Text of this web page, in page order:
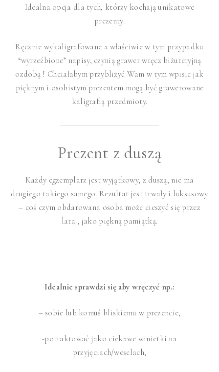
Idealna opcja dla tych, którzy kochają unikatowe
prezenty.
Ręcznie wykaligrafowane a właściwie w tym przypadku
“wyrzeźbione” napisy, czynią grawer wręcz biżuteryjną
ozdobą ! Chciałabym przybliżyć Wam w tym wpisie jak
pięknym i osobistym prezentem mogą być grawerowane
kaligrafią przedmioty.
Prezent z duszą
Każdy egzemplarz jest wyjątkowy, z duszą, nie ma
drugiego takiego samego. Rezultat jest trwały i luksusowy
– coś czym obdarowana osoba może cieszyć się przez
lata , jako piękną pamiątką.
Idealnie sprawdzi się aby wręczyć np.:
– sobie lub komuś bliskiemu w prezencie,
-potraktować jako ciekawe winietki na
przyjęciach/weselach,